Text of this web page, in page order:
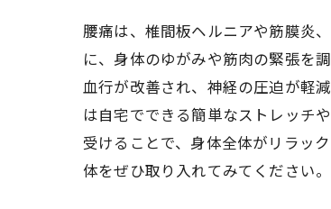
腰痛は、椎間板ヘルニアや筋膜炎
に、身体のゆがみや筋肉の緊張を
血行が改善され、神経の圧迫が軽
は自宅でできる簡単なストレッチ
受けることで、身体全体がリラッ
体をぜひ取り入れてみてください。